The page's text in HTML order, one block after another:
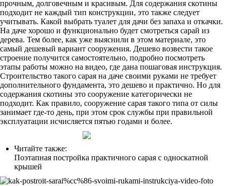
прочным, долговечным и красивым. Для содержания скотины
подходит не каждый тип конструкции, это также следует
учитывать. Какой выбрать туалет для дачи без запаха и откачки.
На даче хорошо и функционально будет смотреться сарай из
дерева. Тем более, как уже выяснили в этом материале, это
самый дешевый вариант сооружения. Дешево возвести такое
строение получится самостоятельно, подробно посмотреть
этапы работы можно на видео, где дана пошаговая инструкция.
Строительство такого сарая на даче своими руками не требует
дополнительного фундамента, это дешево и практично. Но для
содержания скотины это сооружение категорически не
подходит. Как правило, сооружение сарая такого типа от силы
занимает где-то день, при этом срок службы при правильной
эксплуатации исчисляется пятью годами и более.
Читайте также:
Поэтапная постройка практичного сарая с односкатной
крышей